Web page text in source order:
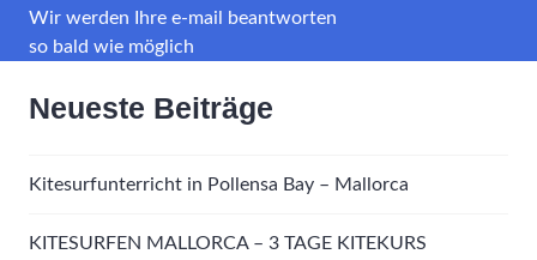
Wir werden Ihre e-mail beantworten
so bald wie möglich
Neueste Beiträge
Kitesurfunterricht in Pollensa Bay – Mallorca
KITESURFEN MALLORCA – 3 TAGE KITEKURS